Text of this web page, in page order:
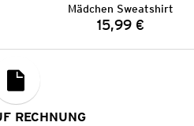
Mädchen Sweatshirt
Preis:
15,99 €
RECHNUNG